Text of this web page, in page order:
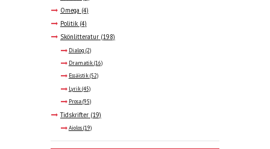
Omega (4)
Politik (4)
Skönlitteratur (198)
Dialog (2)
Dramatik(16)
Essäistik(52)
Lyrik(45)
Prosa(95)
Tidskrifter (19)
Aiolos(19)